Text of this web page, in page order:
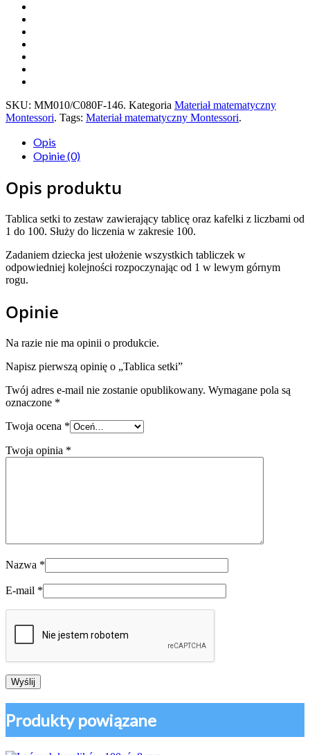
SKU: MM010/C080F-146. Kategoria Materiał matematyczny
Montessori. Tags: Materiał matematyczny Montessori.
Opis
Opinie (0)
Opis produktu
Tablica setki to zestaw zawierający tablicę oraz kafelki z liczbami od
1 do 100. Służy do liczenia w zakresie 100.
Zadaniem dziecka jest ułożenie wszystkich tabliczek w
odpowiedniej kolejności rozpoczynając od 1 w lewym górnym
rogu.
Opinie
Na razie nie ma opinii o produkcie.
Napisz pierwszą opinię o „Tablica setki”
Twój adres e-mail nie zostanie opublikowany. Wymagane pola są
oznaczone *
Twoja ocena *
Twoja opinia *
Nazwa *
E-mail *
Produkty powiązane